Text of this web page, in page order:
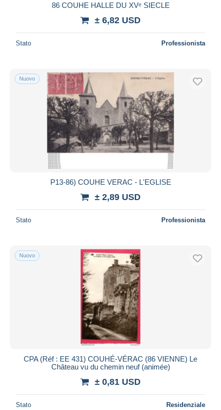
Maestro
Residenza del venditore
Aggiorna
86 COUHE HALLE DU XVᵉ SIECLE
± 6,82 USD
Stato Professionista
Nuovo
P13-86) COUHE VERAC - L'EGLISE
± 2,89 USD
Stato Professionista
Nuovo
CPA (Réf : EE 431) COUHÉ-VÉRAC (86 VIENNE) Le
Château vu du chemin neuf (animée)
± 0,81 USD
Stato Residenziale